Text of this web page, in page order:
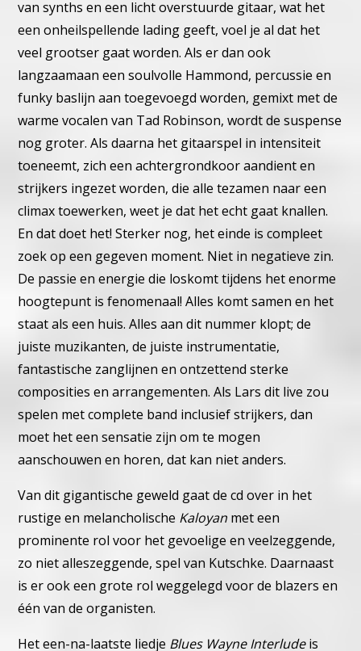
van synths en een licht overstuurde gitaar, wat het
een onheilspellende lading geeft, voel je al dat het
veel grootser gaat worden. Als er dan ook
langzaamaan een soulvolle Hammond, percussie en
funky baslijn aan toegevoegd worden, gemixt met de
warme vocalen van Tad Robinson, wordt de suspense
nog groter. Als daarna het gitaarspel in intensiteit
toeneemt, zich een achtergrondkoor aandient en
strijkers ingezet worden, die alle tezamen naar een
climax toewerken, weet je dat het echt gaat knallen.
En dat doet het! Sterker nog, het einde is compleet
zoek op een gegeven moment. Niet in negatieve zin.
De passie en energie die loskomt tijdens het enorme
hoogtepunt is fenomenaal! Alles komt samen en het
staat als een huis. Alles aan dit nummer klopt; de
juiste muzikanten, de juiste instrumentatie,
fantastische zanglijnen en ontzettend sterke
composities en arrangementen. Als Lars dit live zou
spelen met complete band inclusief strijkers, dan
moet het een sensatie zijn om te mogen
aanschouwen en horen, dat kan niet anders.
Van dit gigantische geweld gaat de cd over in het
rustige en melancholische Kaloyan met een
prominente rol voor het gevoelige en veelzeggende,
zo niet alleszeggende, spel van Kutschke. Daarnaast
is er ook een grote rol weggelegd voor de blazers en
één van de organisten.
Het een-na-laatste liedje Blues Wayne Interludeis